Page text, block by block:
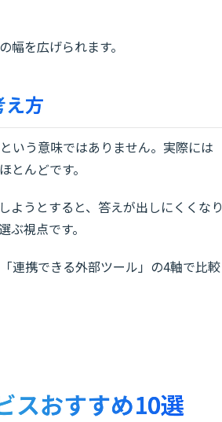
を広げられます。
え方
いう意味ではありません。実際には
とんどです。
ようとすると、答えが出しにくくなり
視点です。
連携できる外部ツール」の4軸で比較
スおすすめ10選